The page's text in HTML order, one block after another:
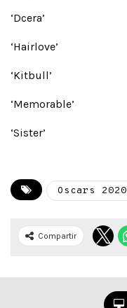
‘Dcera’
‘Hairlove’
‘Kitbull’
‘Memorable’
‘Sister’
Oscars 2020
Compartir